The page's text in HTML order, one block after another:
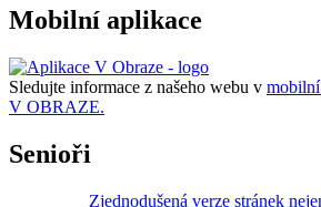
Mobilní aplikace
Sledujte informace z našeho webu v
V OBRAZE.
Senioři
Zjednodušená verze stránek